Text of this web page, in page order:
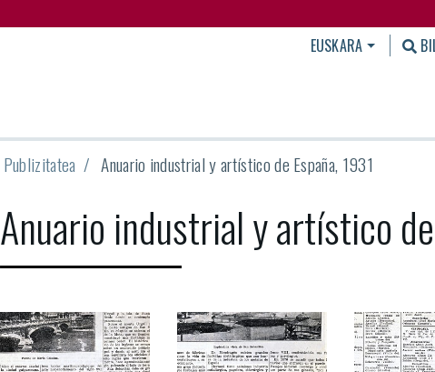
EUSKARA
Publizitatea Anuario industrial y artístico de España, 1931
Anuario industrial y artístico